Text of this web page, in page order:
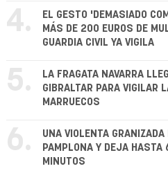
4.
EL GESTO 'DEMASIADO
MÁS DE 200 EUROS DE
GUARDIA CIVIL YA VIGILA
5.
LA FRAGATA NAVARRA
GIBRALTAR PARA VIGILAR
MARRUECOS
6.
UNA VIOLENTA
PAMPLONA Y DEJA
MINUTOS